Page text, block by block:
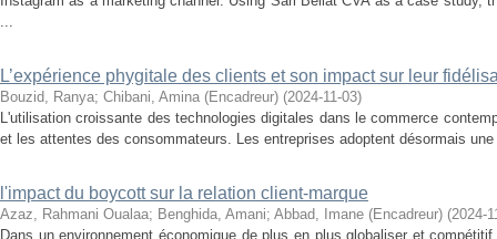
...
L’expérience phygitale des clients et son impact sur leur
Bouzid, Ranya; Chibani, Amina (Encadreur) (2024-11-03)
L'utilisation croissante des technologies digitales dans le commerce
et les attentes des consommateurs. Les entreprises adoptent désormais
l'impact du boycott sur la relation client-marque
Azaz, Rahmani Oualaa; Benghida, Amani; Abbad, Imane (Encadreur) (2024-
Dans un environnement économique de plus en plus globaliser et